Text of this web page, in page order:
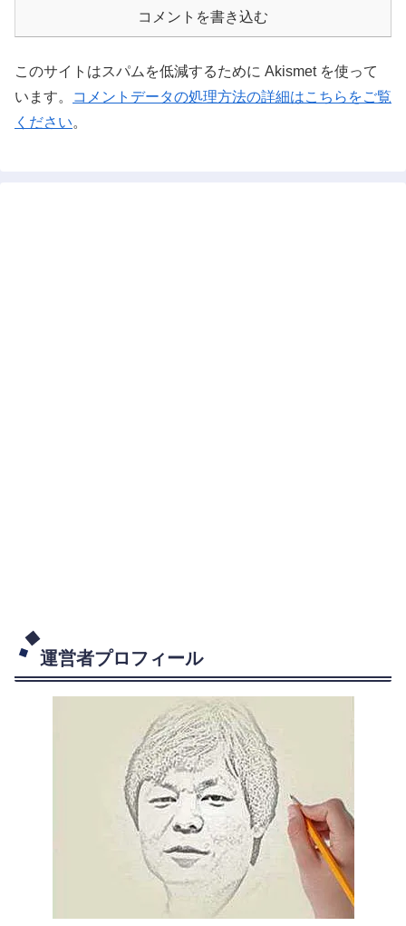
コメントを書き込む
このサイトはスパムを低減するために Akismet を使って
います。
コメントデータの処理方法の詳細はこちらをご覧
ください。
運営者プロフィール